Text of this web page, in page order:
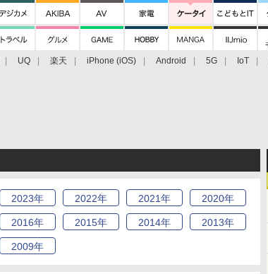
UQ 楽天 iPhone (iOS) Android 5G IoT
2023年 2022年 2021年 2020年
2016年 2015年 2014年 2013年
2009年